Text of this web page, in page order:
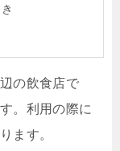
の飲食店で
。利用の際に
ます。